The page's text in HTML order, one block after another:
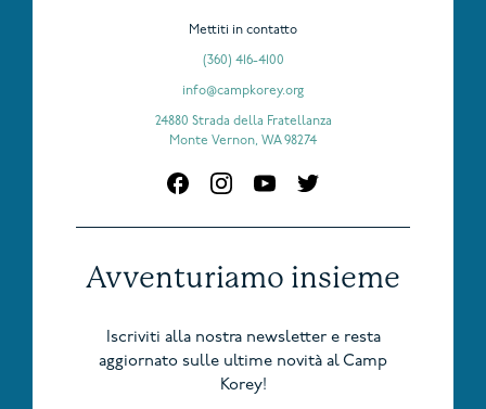
Avventuriamo insieme
Iscriviti alla nostra newsletter e resta
aggiornato sulle ultime novità al Camp
Korey!
Mettiti in contatto
(360) 416-4100
info@campkorey.org
24880 Strada della Fratellanza
Monte Vernon, WA 98274